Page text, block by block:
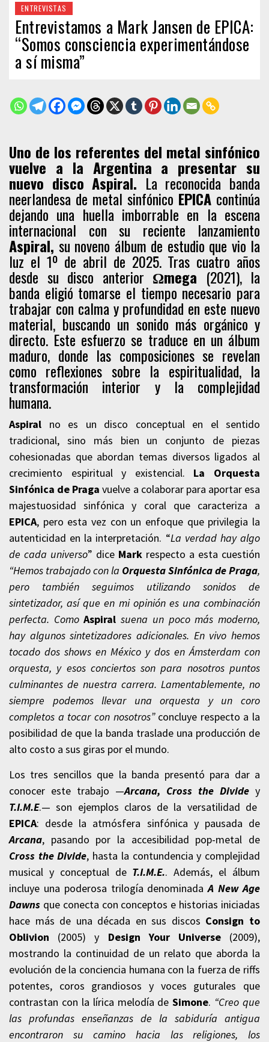
ENTREVISTAS
Entrevistamos a Mark Jansen de EPICA:
“Somos consciencia experimentándose
a sí misma”
Uno de los referentes del metal sinfónico
vuelve a la Argentina a presentar su
nuevo disco Aspiral. La reconocida banda
neerlandesa de metal sinfónico EPICA continúa
dejando una huella imborrable en la escena
internacional con su reciente lanzamiento
Aspiral, su noveno álbum de estudio que vio la
luz el 1º de abril de 2025. Tras cuatro años
desde su disco anterior Ωmega (2021), la
banda eligió tomarse el tiempo necesario para
trabajar con calma y profundidad en este nuevo
material, buscando un sonido más orgánico y
directo. Este esfuerzo se traduce en un álbum
maduro, donde las composiciones se revelan
como reflexiones sobre la espiritualidad, la
transformación interior y la complejidad
humana.
Aspiral no es un disco conceptual en el sentido
tradicional, sino más bien un conjunto de piezas
cohesionadas que abordan temas diversos ligados al
crecimiento espiritual y existencial. La Orquesta
Sinfónica de Praga vuelve a colaborar para aportar esa
majestuosidad sinfónica y coral que caracteriza a
EPICA, pero esta vez con un enfoque que privilegia la
autenticidad en la interpretación. “La verdad hay algo
de cada universo” dice Mark respecto a esta cuestión
“Hemos trabajado con la Orquesta Sinfónica de Praga,
pero también seguimos utilizando sonidos de
sintetizador, así que en mi opinión es una combinación
perfecta. ComoAspiralsuena un poco más moderno,
hay algunos sintetizadores adicionales. En vivo hemos
tocado dos shows en México y dos en Ámsterdam con
orquesta, y esos conciertos son para nosotros puntos
culminantes de nuestra carrera. Lamentablemente, no
siempre podemos llevar una orquesta y un coro
completos a tocar con nosotros” concluye respecto a la
posibilidad de que la banda traslade una producción de
alto costo a sus giras por el mundo.
Los tres sencillos que la banda presentó para dar a
conocer este trabajo —Arcana, Cross the Divide y
T.I.M.E.— son ejemplos claros de la versatilidad de
EPICA: desde la atmósfera sinfónica y pausada de
Arcana, pasando por la accesibilidad pop-metal de
Cross the Divide, hasta la contundencia y complejidad
musical y conceptual de T.I.M.E.. Además, el álbum
incluye una poderosa trilogía denominadaA New Age
Dawns que conecta con conceptos e historias iniciadas
hace más de una década en sus discos Consign to
Oblivion (2005) y Design Your Universe (2009),
mostrando la continuidad de un relato que aborda la
evolución de la conciencia humana con la fuerza de riffs
potentes, coros grandiosos y voces guturales que
contrastan con la lírica melodía deSimone. “Creo que
las profundas enseñanzas de la sabiduría antigua
encontraron su camino hacia las religiones, los